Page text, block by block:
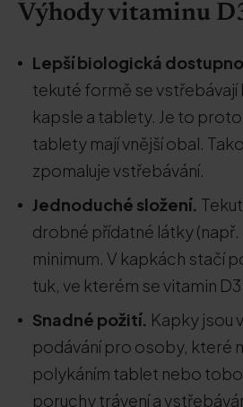
Výhody vitaminu
Lepší biologická
tekuté formě se vstřebávají
kapsle a tablety. Je to
tablety mají vnější obal.
zpomaluje vstřebávání.
Jednoduché složení.
drobné přídatné látky (např.
minimum. V kapkách stačí
tuk, ve kterém se vitamin
Snadné požití. Kapky jsou
podávání pro osoby, které
polykáním tablet nebo
poruchy trávení a